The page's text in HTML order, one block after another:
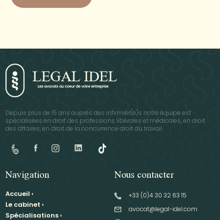
Depuis plus de 15 ans auprès des infirmièr(e)s notre équipe est
spécialisées en droit des professions libérales et médicales, en droit
des affaires, en droit de la concurrence droit du travail.
Navigation
Accueil ›
Le cabinet ›
Spécialisations ›
Nous contacter
+33 (0)4 30 32 63 15
avocat@legal-idel.com